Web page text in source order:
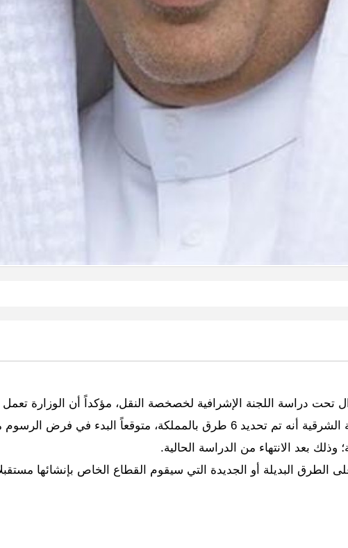
تحت دراسة اللجنة الإشرافية لخصخصة النقل، مؤكداً أن الوزارة
مع بداية عام 2020، بحسب “الرياض”.
بعد الانتهاء من الدراسة الحالية.
البديلة أو الجديدة التي سيقوم القطاع الخاص بإنشائها